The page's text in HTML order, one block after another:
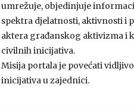
umrežuje, objedinjuje
spektra djelatnosti, aktivnosti i
aktera građanskog aktivizma i
civilnih inicijativa.
Misija portala je povećati
inicijativa u zajednici.